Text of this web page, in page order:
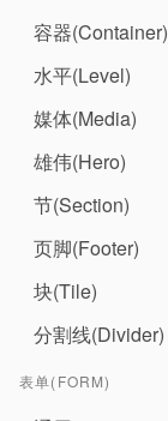
容器(Container)
水平(Level)
媒体(Media)
雄伟(Hero)
节(Section)
页脚(Footer)
块(Tile)
分割线(Divider)
表单(FORM)